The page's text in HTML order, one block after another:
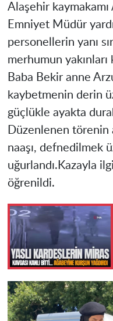
Alaşehir
Emniyet Müdür
personellerin yanı
merhumun yakınları
Baba Bekir anne
kaybetmenin derin
güçlükle ayakta
Düzenlenen törenin
naaşı, defnedilmek
uğurlandı.Kazayla
öğrenildi.